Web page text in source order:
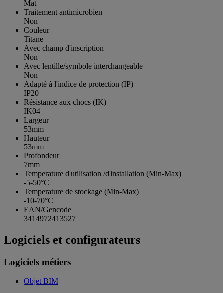
Mat
Traitement antimicrobien
Non
Couleur
Titane
Avec champ d'inscription
Non
Avec lentille/symbole interchangeable
Non
Adapté à l'indice de protection (IP)
IP20
Résistance aux chocs (IK)
IK04
Largeur
53mm
Hauteur
53mm
Profondeur
7mm
Temperature d'utilisation /d'installation (Min-Max)
-5-50°C
Temperature de stockage (Min-Max)
-10-70°C
EAN/Gencode
3414972413527
Logiciels et configurateurs
Logiciels métiers
Objet BIM